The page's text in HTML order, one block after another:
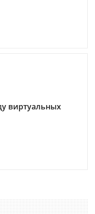
виртуальных